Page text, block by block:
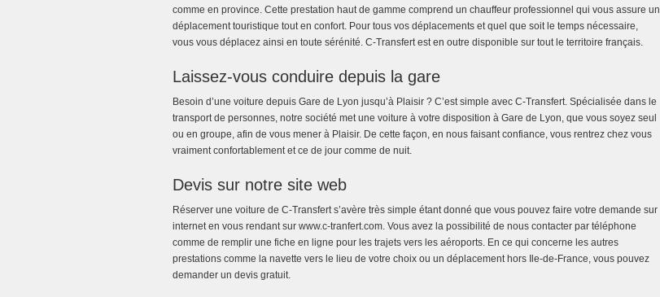
comme en province. Cette prestation haut de gamme comprend un chauffeur professionnel qui vous assure un
déplacement touristique tout en confort. Pour tous vos déplacements et quel que soit le temps nécessaire,
vous vous déplacez ainsi en toute sérénité. C-Transfert est en outre disponible sur tout le territoire français.
Laissez-vous conduire depuis la gare
Besoin d’une voiture depuis Gare de Lyon jusqu’à Plaisir ? C’est simple avec C-Transfert. Spécialisée dans le
transport de personnes, notre société met une voiture à votre disposition à Gare de Lyon, que vous soyez seul
ou en groupe, afin de vous mener à Plaisir. De cette façon, en nous faisant confiance, vous rentrez chez vous
vraiment confortablement et ce de jour comme de nuit.
Devis sur notre site web
Réserver une voiture de C-Transfert s’avère très simple étant donné que vous pouvez faire votre demande sur
internet en vous rendant sur www.c-tranfert.com. Vous avez la possibilité de nous contacter par téléphone
comme de remplir une fiche en ligne pour les trajets vers les aéroports. En ce qui concerne les autres
prestations comme la navette vers le lieu de votre choix ou un déplacement hors Ile-de-France, vous pouvez
demander un devis gratuit.